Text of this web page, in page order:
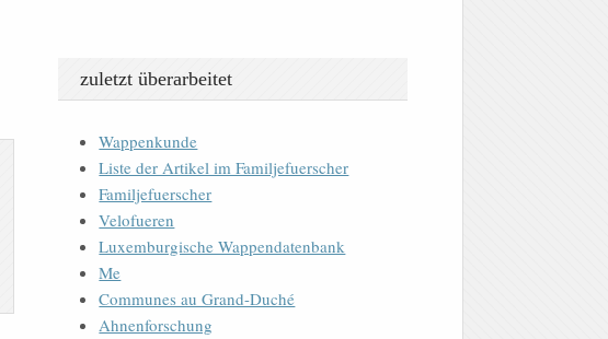
zuletzt überarbeitet
Wappenkunde
Liste der Artikel im Familjefuerscher
Familjefuerscher
Velofueren
Luxemburgische Wappendatenbank
Me
Communes au Grand-Duché
Ahnenforschung